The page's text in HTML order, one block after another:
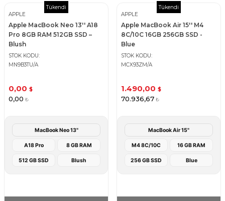
Tükendi
APPLE
Apple MacBook Neo 13'' A18
Pro 8GB RAM 512GB SSD –
Blush
STOK KODU
MN9B3TU/A
0,00 $
0,00 ₺
MacBook Neo 13"
A18 Pro 8 GB RAM
512 GB SSD Blush
Tükendi
APPLE
Apple MacBook Air 15'' M4
8C/10C 16GB 256GB SSD -
Blue
STOK KODU
MCX93ZM/A
1.490,00 $
70.936,67 ₺
MacBook Air 15"
M4 8C/10C 16 GB RAM
256 GB SSD Blue